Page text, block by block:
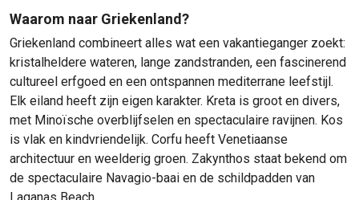
Waarom naar Griekenland?
Griekenland combineert alles wat een vakantieganger zoekt:
kristalheldere wateren, lange zandstranden, een fascinerend
cultureel erfgoed en een ontspannen mediterrane leefstijl.
Elk eiland heeft zijn eigen karakter. Kreta is groot en divers,
met Minoïsche overblijfselen en spectaculaire ravijnen. Kos
is vlak en kindvriendelijk. Corfu heeft Venetiaanse
architectuur en weelderig groen. Zakynthos staat bekend om
de spectaculaire Navagio-baai en de schildpadden van